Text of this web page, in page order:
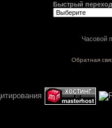
Быстрый переход
Часовой
Обратная